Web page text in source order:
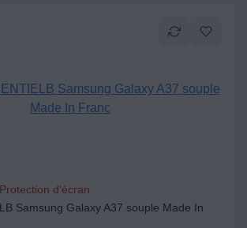
d'écran
Samsung Galaxy A37 souple Made In